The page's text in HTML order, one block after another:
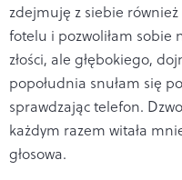
zdejmuję z siebie
fotelu i pozwoliłam sobie
złości, ale głębokiego,
popołudnia snułam się
sprawdzając telefon.
każdym razem witała
głosowa.